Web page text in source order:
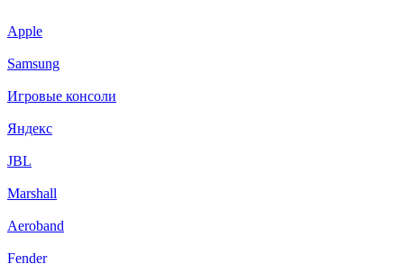
Apple
Samsung
Игровые консоли
Яндекс
JBL
Marshall
Aeroband
Fender